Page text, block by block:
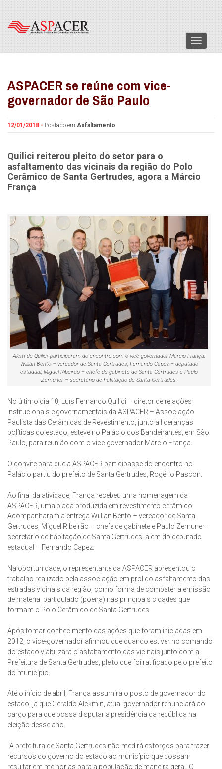
Menu
ASPACER se reúne com vice-
governador de São Paulo
12/01/2018 - Postado em Asfaltamento
Quilici reiterou pleito do setor para o
asfaltamento das vicinais da região do Polo
Cerâmico de Santa Gertrudes, agora a Márcio
França
Além de Quilici, participaram do encontro com o vice-governador Márcio França:
Willian Bento – vereador de Santa Gertrudes, Fernando Capez – deputado
estadual, Miguel Ribeirão – chefe de gabinete de Santa Gertrudes e Paulo
Zemuner – secretário de habitação de Santa Gertrudes.
No último dia 10, Luís Fernando Quilici – diretor de relações
institucionais e governamentais da ASPACER – Associação
Paulista das Cerâmicas de Revestimento, junto a lideranças
políticas do estado, esteve no Palácio dos Bandeirantes, em São
Paulo, para reunião com o vice-governador Márcio França.
O convite para que a ASPACER participasse do encontro no
Palácio partiu do prefeito de Santa Gertrudes, Rogério Pascon.
Ao final da atividade, França recebeu uma homenagem da
ASPACER, uma placa produzida em revestimento cerâmico.
Acompanharam a entrega Willian Bento – vereador de Santa
Gertrudes, Miguel Ribeirão – chefe de gabinete e Paulo Zemuner –
secretário de habitação de Santa Gertrudes, além do deputado
estadual – Fernando Capez.
Na oportunidade, o representante da ASPACER apresentou o
trabalho realizado pela associação em prol do asfaltamento das
estradas vicinais da região, como forma de combater a emissão
de material particulado (poeira) nas principais cidades que
formam o Polo Cerâmico de Santa Gertrudes.
Após tomar conhecimento das ações que foram iniciadas em
2012, o vice-governador afirmou que quando estiver no comando
do estado viabilizará o asfaltamento das vicinais junto com a
Prefeitura de Santa Gertrudes, pleito que foi ratificado pelo prefeito
do município.
Até o início de abril, França assumirá o posto de governador do
estado, já que Geraldo Alckmin, atual governador renunciará ao
cargo para que possa disputar a presidência da república na
eleição desse ano.
“A prefeitura de Santa Gertrudes não medirá esforços para trazer
recursos do governo do estado ao município que possam
resultar em melhorias para a população de maneira geral. O